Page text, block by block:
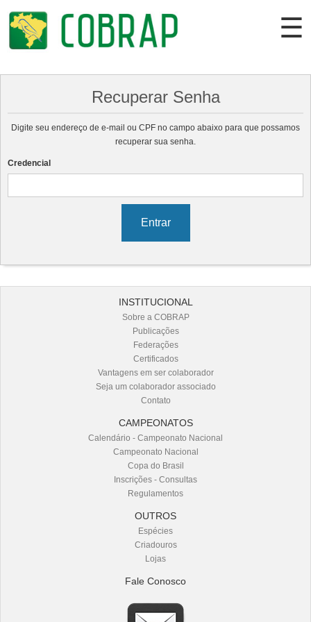
☰
Entrar
Institucional
Colaborador
Recuperar Senha
Digite seu endereço de e-mail ou CPF no campo abaixo para que possamos
recuperar sua senha.
Credencial
INSTITUCIONAL
Sobre a COBRAP
Publicações
Federações
Certificados
Vantagens em ser colaborador
Seja um colaborador associado
Contato
CAMPEONATOS
Calendário - Campeonato Nacional
Campeonato Nacional
Copa do Brasil
Inscrições - Consultas
Regulamentos
OUTROS
Espécies
Criadouros
Lojas
Fale Conosco